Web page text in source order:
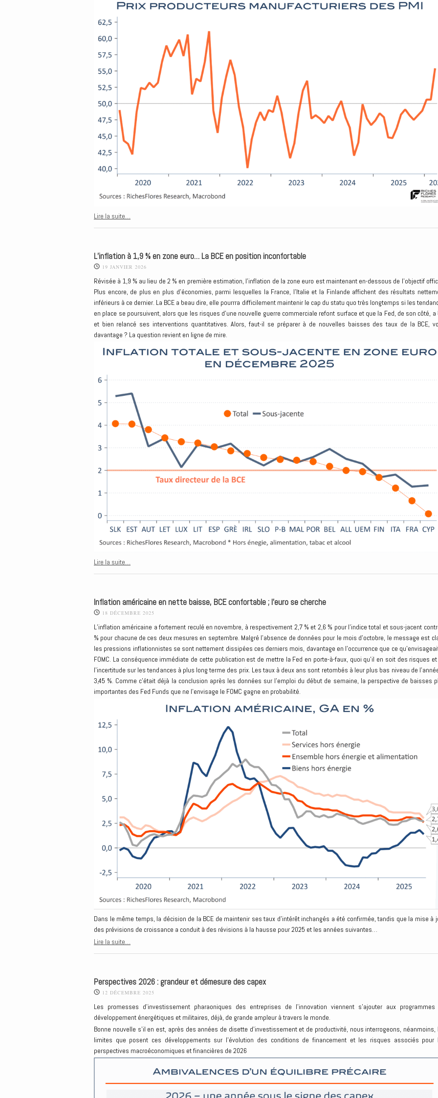
Lire la suite…
L’inflation à 1,9 % en zone euro… La BCE en position inconfortable
19 JANVIER 2026
Révisée à 1,9 % au lieu de 2 % en première estimation, l’inflation de la zone euro est maintenant en-dessous de l’objectif
Plus encore, de plus en plus d’économies, parmi lesquelles la France, l’Italie et la Finlande affichent des résultats
inférieurs à ce dernier. La BCE a beau dire, elle pourrra difficilement maintenir le cap du statu quo très longtemps si les
en place se poursuivent, alors que les risques d’une nouvelle guerre commerciale refont surface et que la Fed, de son côté, a
et bien relancé ses interventions quantitatives. Alors, faut-il se préparer à de nouvelles baisses des taux de la BCE,
davantage ? La question revient en ligne de mire.
Lire la suite…
Inflation américaine en nette baisse, BCE confortable ; l’euro se cherche
18 DÉCEMBRE 2025
L’inflation américaine a fortement reculé en novembre, à respectivement 2,7 % et 2,6 % pour l’indice total et sous-jacent
% pour chacune de ces deux mesures en septembre. Malgré l’absence de données pour le mois d’octobre, le message est
les pressions inflationnistes se sont nettement dissipées ces derniers mois, davantage en l’occurrence que ce
FOMC. La conséquence immédiate de cette publication est de mettre la Fed en porte-à-faux, quoi qu’il en soit des risques
l’incertitude sur les tendances à plus long terme des prix. Les taux à deux ans sont retombés à leur plus bas niveau de
3,45 %. Comme c’était déjà la conclusion après les données sur l’emploi du début de semaine, la perspective de baisses
importantes des Fed Funds que ne l’envisage le FOMC gagne en probabilité.
Dans le même temps, la décision de la BCE de maintenir ses taux d’intérêt inchangés a été confirmée, tandis que la mise à
des prévisions de croissance a conduit à des révisions à la hausse pour 2025 et les années suivantes…
Lire la suite…
Perspectives 2026 : grandeur et démesure des capex
12 DÉCEMBRE 2025
Les promesses d’investissement pharaoniques des entreprises de l’innovation viennent s’ajouter aux programmes
développement énergétiques et militaires, déjà, de grande ampleur à travers le monde.
Bonne nouvelle s’il en est, après des années de disette d’investissement et de productivité, nous interrogeons, néanmoins,
limites que posent ces développements sur l’évolution des conditions de financement et les risques associés pour
perspectives macroéconomiques et financières de 2026